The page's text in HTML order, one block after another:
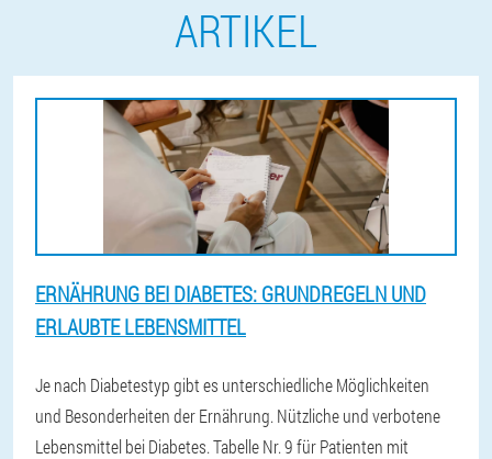
ARTIKEL
ERNÄHRUNG BEI DIABETES: GRUNDREGELN UND
ERLAUBTE LEBENSMITTEL
Je nach Diabetestyp gibt es unterschiedliche Möglichkeiten
und Besonderheiten der Ernährung. Nützliche und verbotene
Lebensmittel bei Diabetes. Tabelle Nr. 9 für Patienten mit